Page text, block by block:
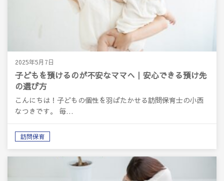
2025年5月7日
子どもを預けるのが不安なママへ｜安心できる預け先
の選び方
こんにちは！子どもの個性を羽ばたかせる訪問保育士の小西
なつきです。 毎…
訪問保育